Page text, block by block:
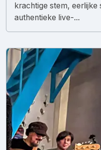
krachtige stem, eerlijke
authentieke live-...